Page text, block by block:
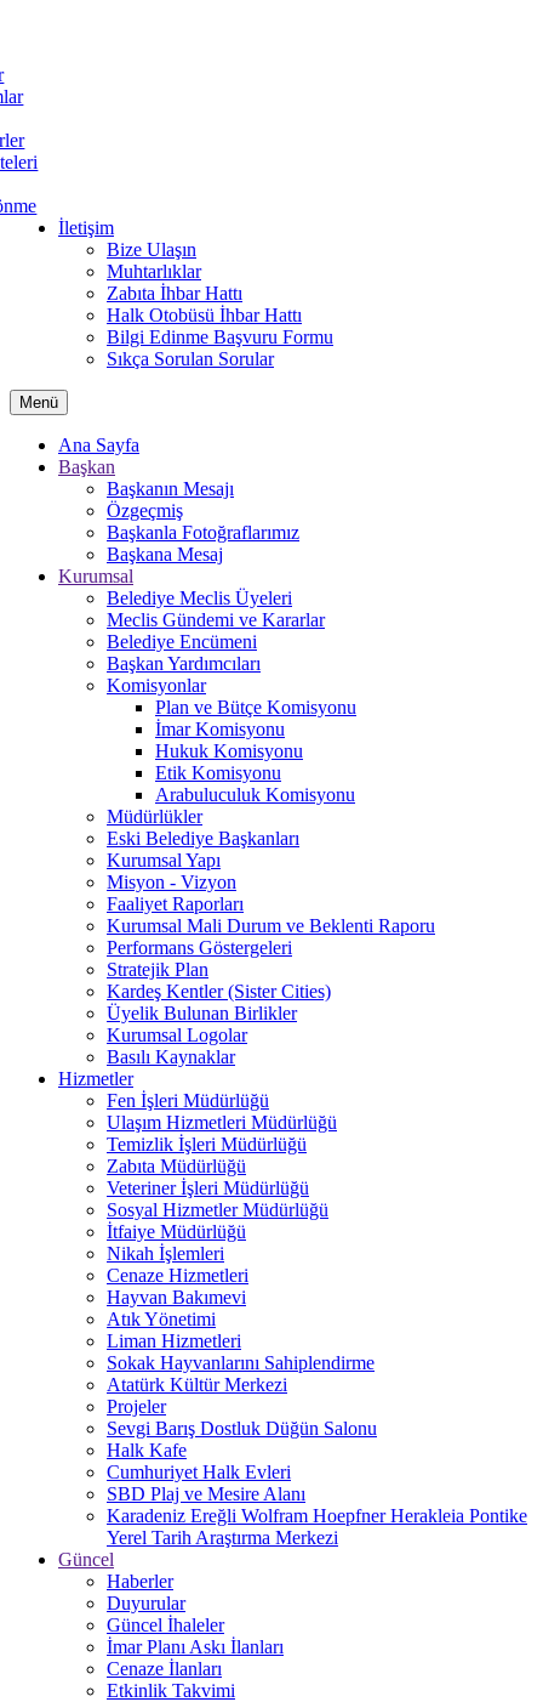
İletişim
Bize Ulaşın
Muhtarlıklar
Zabıta İhbar Hattı
Halk Otobüsü İhbar Hattı
Bilgi Edinme Başvuru Formu
Sıkça Sorulan Sorular
Menü
Ana Sayfa
Başkan
Başkanın Mesajı
Özgeçmiş
Başkanla Fotoğraflarımız
Başkana Mesaj
Kurumsal
Belediye Meclis Üyeleri
Meclis Gündemi ve Kararlar
Belediye Encümeni
Başkan Yardımcıları
Komisyonlar
Plan ve Bütçe Komisyonu
İmar Komisyonu
Hukuk Komisyonu
Etik Komisyonu
Arabuluculuk Komisyonu
Müdürlükler
Eski Belediye Başkanları
Kurumsal Yapı
Misyon - Vizyon
Faaliyet Raporları
Kurumsal Mali Durum ve Beklenti Raporu
Performans Göstergeleri
Stratejik Plan
Kardeş Kentler (Sister Cities)
Üyelik Bulunan Birlikler
Kurumsal Logolar
Basılı Kaynaklar
Hizmetler
Fen İşleri Müdürlüğü
Ulaşım Hizmetleri Müdürlüğü
Temizlik İşleri Müdürlüğü
Zabıta Müdürlüğü
Veteriner İşleri Müdürlüğü
Sosyal Hizmetler Müdürlüğü
İtfaiye Müdürlüğü
Nikah İşlemleri
Cenaze Hizmetleri
Hayvan Bakımevi
Atık Yönetimi
Liman Hizmetleri
Sokak Hayvanlarını Sahiplendirme
Atatürk Kültür Merkezi
Projeler
Sevgi Barış Dostluk Düğün Salonu
Halk Kafe
Cumhuriyet Halk Evleri
SBD Plaj ve Mesire Alanı
Karadeniz Ereğli Wolfram Hoepfner Herakleia Pontike
Yerel Tarih Araştırma Merkezi
Güncel
Haberler
Duyurular
Güncel İhaleler
İmar Planı Askı İlanları
Cenaze İlanları
Etkinlik Takvimi